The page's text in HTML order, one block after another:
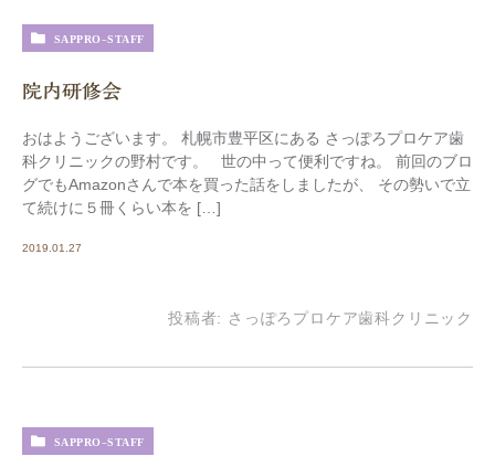
SAPPRO-STAFF
院内研修会
おはようございます。 札幌市豊平区にある さっぽろプロケア歯
科クリニックの野村です。 世の中って便利ですね。 前回のブロ
グでもAmazonさんで本を買った話をしましたが、 その勢いで立
て続けに５冊くらい本を […]
2019.01.27
投稿者: さっぽろプロケア歯科クリニック
SAPPRO-STAFF